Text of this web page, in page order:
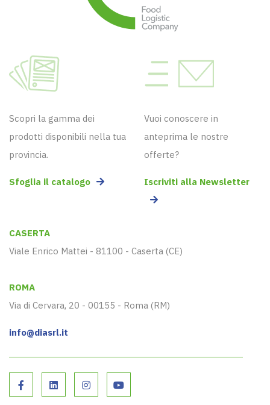
Scopri la gamma dei
prodotti disponibili nella tua
provincia.
Sfoglia il catalogo
Vuoi conoscere in
anteprima le nostre
offerte?
Iscriviti alla Newsletter
CASERTA
Viale Enrico Mattei - 81100 - Caserta (CE)
ROMA
Via di Cervara, 20 - 00155 - Roma (RM)
info@diasrl.it